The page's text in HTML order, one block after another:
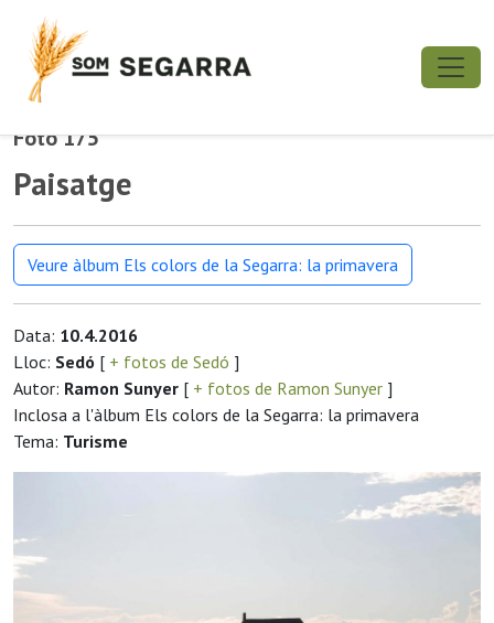
Foto 175
Paisatge
Veure àlbum Els colors de la Segarra: la primavera
Data: 10.4.2016
Lloc: Sedó [ + fotos de Sedó ]
Autor: Ramon Sunyer [ + fotos de Ramon Sunyer ]
Inclosa a l'àlbum Els colors de la Segarra: la primavera
Tema: Turisme